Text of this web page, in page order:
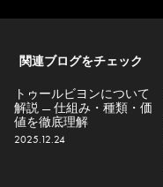
関連ブログをチェック
トゥールビヨンについて
解説 — 仕組み・種類・価
値を徹底理解
2025.12.24